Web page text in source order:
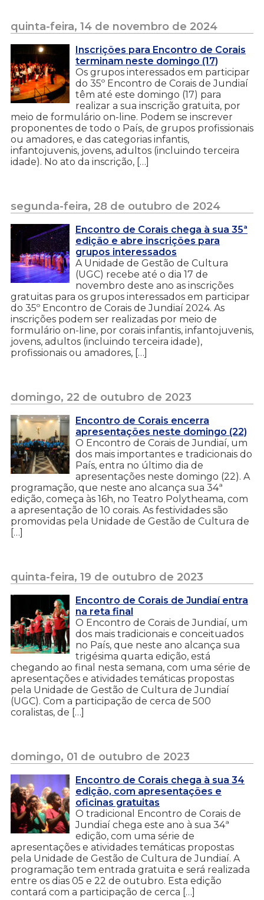
quinta-feira, 14 de novembro de 2024
Inscrições para Encontro de Corais
terminam neste domingo (17)
Os grupos interessados em participar
do 35º Encontro de Corais de Jundiaí
têm até este domingo (17) para
realizar a sua inscrição gratuita, por
meio de formulário on-line. Podem se inscrever
proponentes de todo o País, de grupos profissionais
ou amadores, e das categorias infantis,
infantojuvenis, jovens, adultos (incluindo terceira
idade). No ato da inscrição, […]
segunda-feira, 28 de outubro de 2024
Encontro de Corais chega à sua 35ª
edição e abre inscrições para
grupos interessados
A Unidade de Gestão de Cultura
(UGC) recebe até o dia 17 de
novembro deste ano as inscrições
gratuitas para os grupos interessados em participar
do 35º Encontro de Corais de Jundiaí 2024. As
inscrições podem ser realizadas por meio de
formulário on-line, por corais infantis, infantojuvenis,
jovens, adultos (incluindo terceira idade),
profissionais ou amadores, […]
domingo, 22 de outubro de 2023
Encontro de Corais encerra
apresentações neste domingo (22)
O Encontro de Corais de Jundiaí, um
dos mais importantes e tradicionais do
País, entra no último dia de
apresentações neste domingo (22). A
programação, que neste ano alcança sua 34ª
edição, começa às 16h, no Teatro Polytheama, com
a apresentação de 10 corais. As festividades são
promovidas pela Unidade de Gestão de Cultura de
[…]
quinta-feira, 19 de outubro de 2023
Encontro de Corais de Jundiaí entra
na reta final
O Encontro de Corais de Jundiaí, um
dos mais tradicionais e conceituados
no País, que neste ano alcança sua
trigésima quarta edição, está
chegando ao final nesta semana, com uma série de
apresentações e atividades temáticas propostas
pela Unidade de Gestão de Cultura de Jundiaí
(UGC). Com a participação de cerca de 500
coralistas, de […]
domingo, 01 de outubro de 2023
Encontro de Corais chega à sua 34
edição, com apresentações e
oficinas gratuitas
O tradicional Encontro de Corais de
Jundiaí chega este ano à sua 34ª
edição, com uma série de
apresentações e atividades temáticas propostas
pela Unidade de Gestão de Cultura de Jundiaí. A
programação tem entrada gratuita e será realizada
entre os dias 05 e 22 de outubro. Esta edição
contará com a participação de cerca […]